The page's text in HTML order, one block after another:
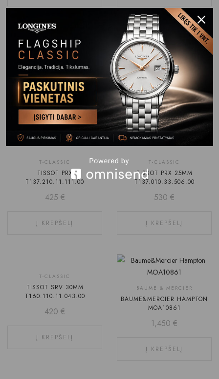
BAUME & MERCIER
JOIA DE BAUME & MERCIER
MOA10849
1,450€
Į KREPŠELĮ
BAUME & MERCIER
JOIA DE BAUME & MERCIER
MOA10848
1,550€
Į KREPŠELĮ
T-CLASSIC
TISSOT PRX
T137.210.11.111.00
425 €
Į KREPŠELĮ
T-CLASSIC
TISSOT PRX 25MM
T137.010.33.506.00
530 €
Į KREPŠELĮ
T-CLASSIC
TISSOT SRV 30MM
T160.110.11.043.00
420 €
Į KREPŠELĮ
BAUME & MERCIER
BAUME&MERCIER HAMPTON
MOA10861
1,450 €
Į KREPŠELĮ